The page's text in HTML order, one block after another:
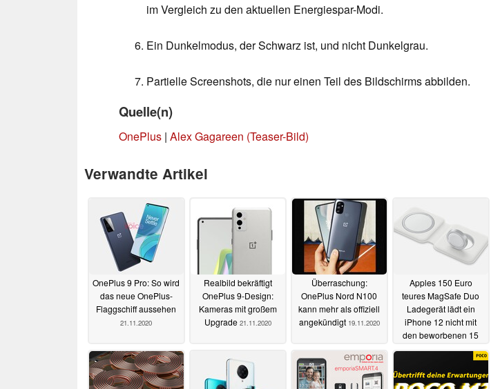
im Vergleich zu den aktuellen Energiespar-Modi.
Ein Dunkelmodus, der Schwarz ist, und nicht Dunkelgrau.
Partielle Screenshots, die nur einen Teil des Bildschirms abbilden.
Quelle(n)
OnePlus | Alex Gagareen (Teaser-Bild)
Verwandte Artikel
OnePlus 9 Pro: So wird
das neue OnePlus-
Flaggschiff aussehen
21.11.2020
Realbild bekräftigt
OnePlus 9-Design:
Kameras mit großem
Upgrade 21.11.2020
Überraschung:
OnePlus Nord N100
kann mehr als offiziell
angekündigt 19.11.2020
Apples 150 Euro
teures MagSafe Duo
Ladegerät lädt ein
iPhone 12 nicht mit
den beworbenen 15
18.11.2020